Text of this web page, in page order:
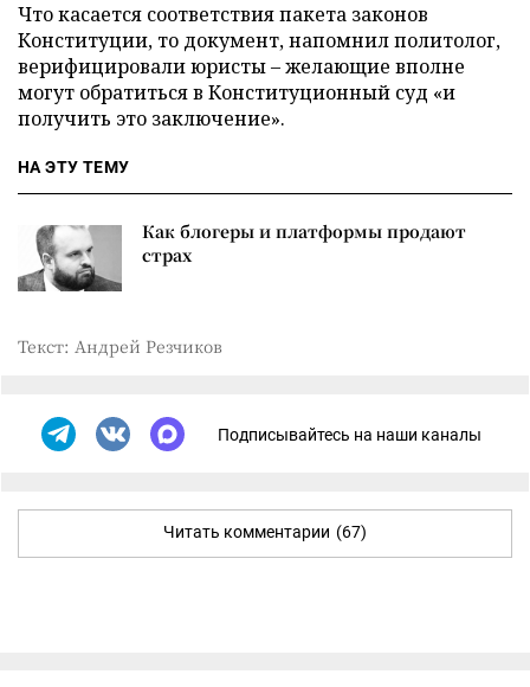
Что касается соответствия пакета законов
Конституции, то документ, напомнил политолог,
верифицировали юристы – желающие вполне
могут обратиться в Конституционный суд «и
получить это заключение».
НА ЭТУ ТЕМУ
Как блогеры и платформы продают
страх
Текст: Андрей Резчиков
Подписывайтесь на наши каналы
Читать комментарии (67)